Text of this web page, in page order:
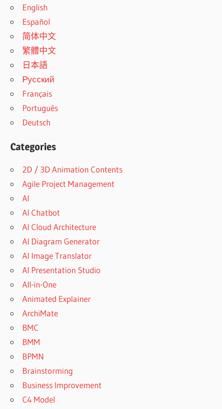
English
Español
简体中文
繁體中文
日本語
Русский
Français
Português
Deutsch
Categories
2D / 3D Animation Contents
Agile Project Management
AI
AI Chatbot
AI Cloud Architecture
AI Diagram Generator
AI Image Translator
AI Presentation Studio
All-in-One
Animated Explainer
ArchiMate
BMC
BMM
BPMN
Brainstorming
Business Improvement
C4 Model